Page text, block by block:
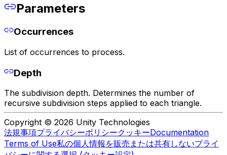
Parameters
Occurrences
List of occurrences to process.
Depth
The subdivision depth. Determines the number of
recursive subdivision steps applied to each triangle.
Copyright © 2026 Unity Technologies
法規事項プライバシーポリシークッキーDocumentation
Terms of Use私の個人情報を販売または共有しないプライ